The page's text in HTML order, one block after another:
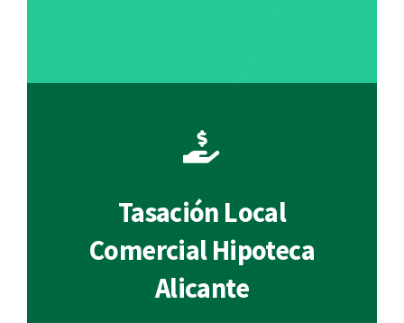
Tasación Local
Comercial Hipoteca
Alicante